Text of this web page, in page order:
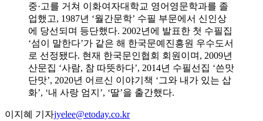
중·고를 거쳐 이화여자대학교 영어영문학과를 졸
업했고, 1987년 ‘월간문학’ 수필 부문에서 신인상
에 당선되며 등단했다. 2002년에 발표한 첫 수필집
‘섬이 말한다’가 같은 해 한국문예진흥원 우수도서
로 선정됐다. 현재 한국문인협회 회원이며, 2009년
산문집 ‘사람, 참 따뜻하다’, 2014년 수필선집 ‘쓴맛
단맛’, 2020년 어르신 이야기책 ‘그와 내가 있는 삽
화’, ‘내 사랑 엄지’, ‘딸’을 출간했다.
이지혜 기자jyelee@etoday.co.kr